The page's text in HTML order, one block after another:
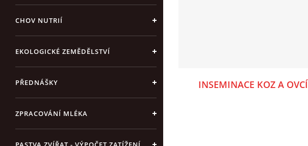
CHOV NUTRIÍ
EKOLOGICKÉ ZEMĚDĚLSTVÍ
PŘEDNÁŠKY
ZPRACOVÁNÍ MLÉKA
INSEMINACE KOZ A OVCÍ